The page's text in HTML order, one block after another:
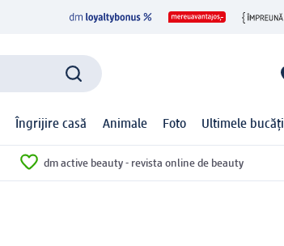
Îngrijire casă Animale Foto Ultimele bucăți
dm active beauty - revista online de beauty